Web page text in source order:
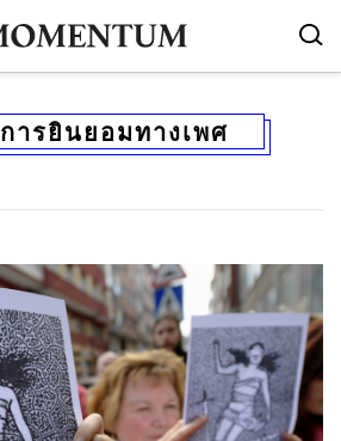
การยินยอมทางเพศ